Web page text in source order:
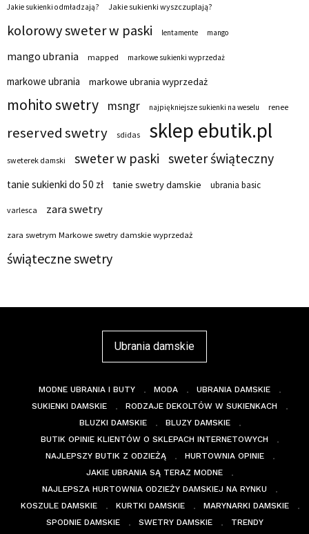
Jakie sukienki odmładzają? Jakie sukienki wyszczuplają?
kolorowy sweter w paski lentamente mango
mango ubrania mapped markowe sukienki wyprzedaż
markowe ubrania markowe ubrania wyprzedaż
mohito swetry msngr najpiękniejsze sukienki na weselu renee
reserved swetry sdidas sklep ebutik.pl
sweterek damski sweter w paski sweter świąteczny
tanie sukienki do 50 zł tanie swetry damskie ubrania basic
varlesca zara swetry
zara swetrym Markowe swetry damskie wyprzedaż
świąteczne swetry
Ubrania damskie
MODNE UBRANIA I BUTY MODA
UBRANIA DAMSKIE
SUKIENKI DAMSKIE
RODZAJE DEKOLTÓW W SUKIENKACH
BLUZKI DAMSKIE
BLUZY DAMSKIE
BUTIK OPINIE KLIENTÓW O SKLEPACH INTERNETOWYCH
NAJLEPSZY BUTIK Z ODZIEŻĄ
HURTOWNIA OPINIE
JAKIE UBRANIA SĄ TERAZ MODNE
NAJLEPSZA HURTOWNIA ODZIEŻY DAMSKIEJ NA RYNKU
KOSZULE DAMSKIE
KURTKI DAMSKIE
MARYNARKI DAMSKIE
SPODNIE DAMSKIE
SWETRY DAMSKIE TRENDY